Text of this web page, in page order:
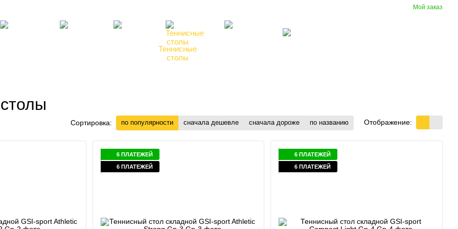
Мой заказ
Теннисные
столы
Сортировка: по популярности сначала дешевле сначала дороже по названию Отображение:
6 ПЛАТЕЖЕЙ
6 ПЛАТЕЖЕЙ
6 ПЛАТЕЖЕЙ
6 ПЛАТЕЖЕЙ